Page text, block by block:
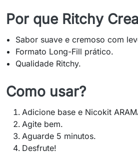
Por que Ritchy
Sabor suave e cremoso com
Formato Long-Fill prático.
Qualidade Ritchy.
Como usar?
Adicione base e Nicokit
Agite bem.
Aguarde 5 minutos.
Desfrute!